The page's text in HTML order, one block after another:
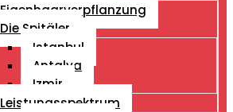
Eigenhaarverpflanzung
Die Spitäler
Istanbul
Antalya
Izmir
Leistungsspektrum